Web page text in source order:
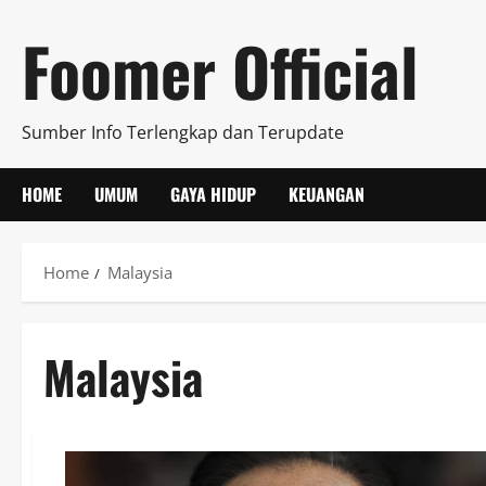
content
Foomer Official
Sumber Info Terlengkap dan Terupdate
HOME UMUM GAYA HIDUP KEUANGAN
Home Malaysia
Malaysia